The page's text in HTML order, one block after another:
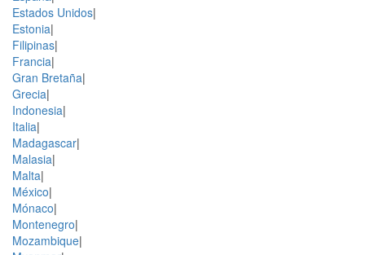
Estados Unidos|
Estonia|
Filipinas|
Francia|
Gran Bretaña|
Grecia|
Indonesia|
Italia|
Madagascar|
Malasia|
Malta|
México|
Mónaco|
Montenegro|
Mozambique|